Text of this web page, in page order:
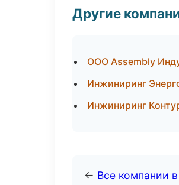
Другие
ООО Assembly
Инжиниринг
Инжиниринг
← Все компании